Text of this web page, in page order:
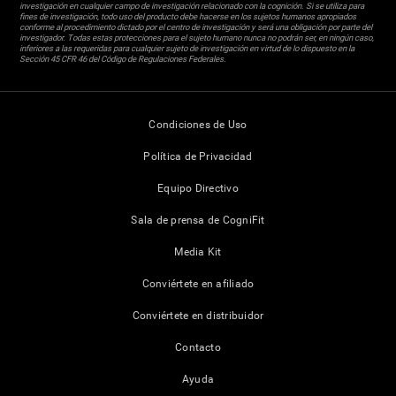
investigación en cualquier campo de investigación relacionado con la cognición. Si se utiliza para
fines de investigación, todo uso del producto debe hacerse en los sujetos humanos apropiados
conforme al procedimiento dictado por el centro de investigación y será una obligación por parte del
investigador. Todas estas protecciones para el sujeto humano nunca no podrán ser, en ningún caso,
inferiores a las requeridas para cualquier sujeto de investigación en virtud de lo dispuesto en la
Sección 45 CFR 46 del Código de Regulaciones Federales.
Condiciones de Uso
Política de Privacidad
Equipo Directivo
Sala de prensa de CogniFit
Media Kit
Conviértete en afiliado
Conviértete en distribuidor
Contacto
Ayuda